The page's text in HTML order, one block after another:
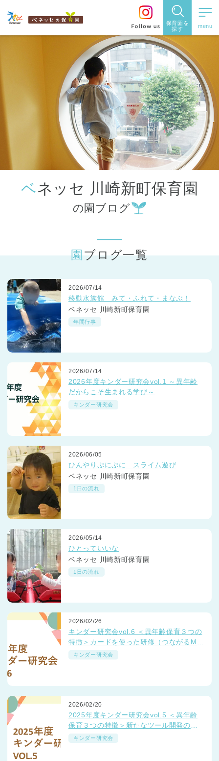
保育園を
探す
保育園を探す
住所・駅
名から探
す
都道府県
から探す
ベネッセ 川崎新町保育園
の園ブログ
園ブログ一覧
2026/07/14
移動水族館 みて・ふれて・まなぶ！
ベネッセ 川崎新町保育園
年間行事
2026/07/14
2026年度キンダー研究会vol.1 ～異年齢
だからこそ生まれる学び～
キンダー研究会
2026/06/05
ひんやりぷにぷに スライム遊び
ベネッセ 川崎新町保育園
1日の流れ
2026/05/14
ひとっていいな
ベネッセ 川崎新町保育園
1日の流れ
2026/02/26
キンダー研究会vol.6 ＜異年齢保育３つの
特徴＞カードを使った研修（つながるMT
G）
キンダー研究会
2026/02/20
2025年度キンダー研究会vol.5 ＜異年齢
保育３つの特徴＞新たなツール開発の取
り組み
キンダー研究会